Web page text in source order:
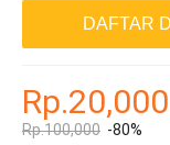
Rp.20,000
Rp.100,000 -80%